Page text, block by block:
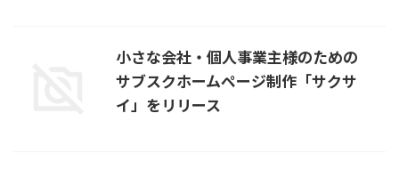
小さな会社・個人事業主様のための
サブスクホームページ制作「サクサ
イ」をリリース